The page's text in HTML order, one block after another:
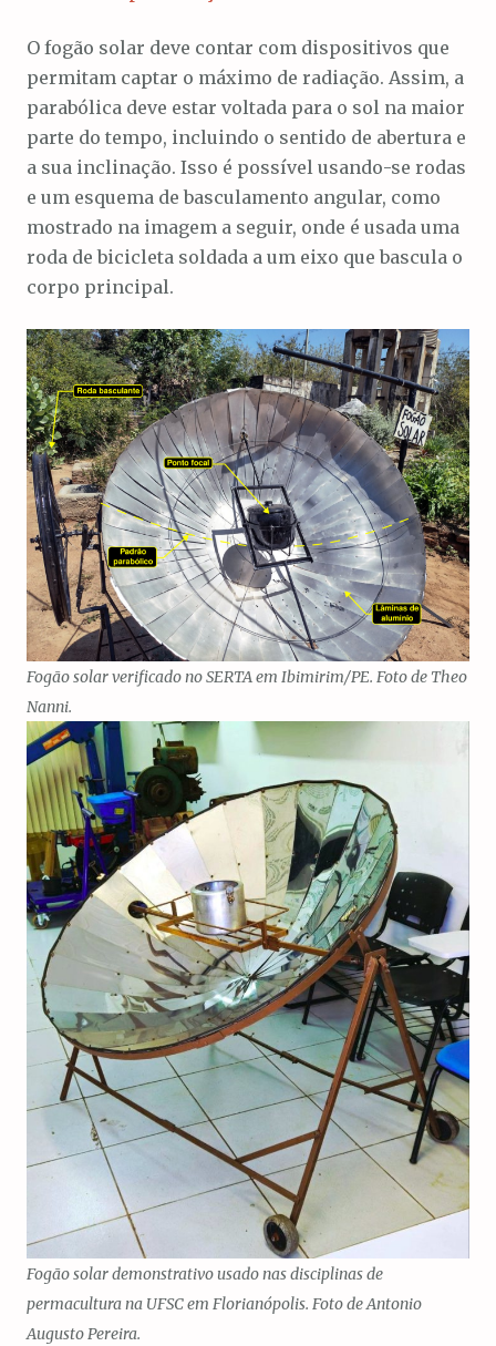
O fogão solar deve contar com dispositivos que
permitam captar o máximo de radiação. Assim, a
parabólica deve estar voltada para o sol na maior
parte do tempo, incluindo o sentido de abertura e
a sua inclinação. Isso é possível usando-se rodas
e um esquema de basculamento angular, como
mostrado na imagem a seguir, onde é usada uma
roda de bicicleta soldada a um eixo que bascula o
corpo principal.
Fogão solar verificado no SERTA em Ibimirim/PE. Foto de Theo
Nanni.
Fogão solar demonstrativo usado nas disciplinas de
permacultura na UFSC em Florianópolis. Foto de Antonio
Augusto Pereira.